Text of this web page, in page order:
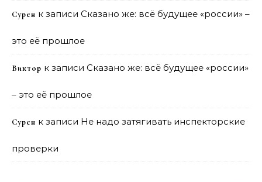
Сурен к записи Сказано же: всё будущее «россии» –
это её прошлое
Виктор к записи Сказано же: всё будущее «россии»
– это её прошлое
Сурен к записи Не надо затягивать инспекторские
проверки